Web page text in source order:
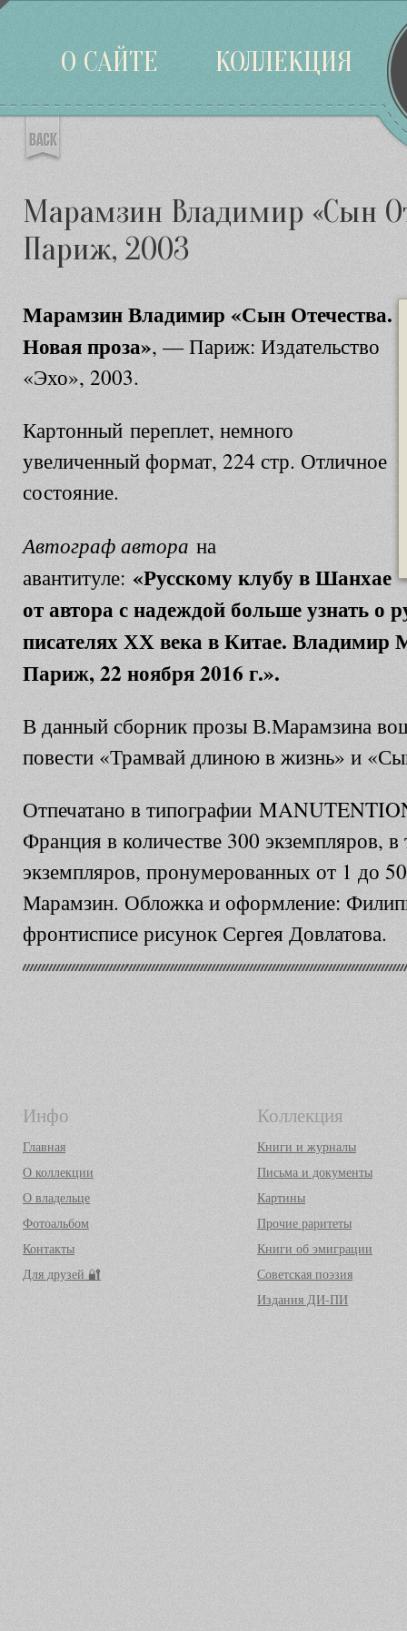
О САЙТЕ КОЛЛЕКЦИЯ
Марамзин Владимир «Сын
Париж, 2003
Марамзин Владимир «Сын Отечества.
Новая проза», — Париж: Издательство
«Эхо», 2003.
Картонный переплет, немного
увеличенный формат, 224 стр. Отличное
состояние.
Автограф автора на
авантитуле: «Русскому клубу в Шанхае
от автора с надеждой больше узнать о
писателях ХХ века в Китае.
Париж, 22 ноября 2016 г.».
В данный сборник прозы В.Марамзина
повести «Трамвай длиною в жизнь» и
Отпечатано в типографии
Франция в количестве 300 экземпляров,
экземпляров, пронумерованных от 1 до
Марамзин. Обложка и оформление:
фронтисписе рисунок Сергея Довлатова.
Инфо
Главная
О коллекции
О владельце
Фотоальбом
Контакты
Для друзей 🔐
Коллекция
Книги и журналы
Письма и документы
Картины
Прочие раритеты
Книги об эмиграции
Советская поэзия
Издания ДИ-ПИ